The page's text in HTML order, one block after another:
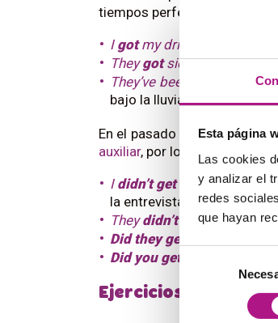
Esta página
Las cookies
y analizar el
redes
que hayan
Selección
consentimiento
tiempos perfectos (tercera
I gotmy driving licence at
Theygotsick last week. —
They’ve been running in
bajo la lluvia y se han
En el pasado simple, las
auxiliar, por lo que
va en
I didn’t getany feedback
la entrevista.
Theydidn’t gettheir work
Did they get
Did you get
Ejercicios